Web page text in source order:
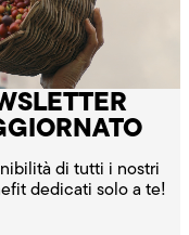
di tutti i nostri
dedicati solo a te!